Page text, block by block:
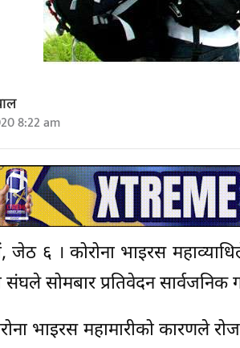
8:22 am
जेठ ६ । कोरोना भाइरस
संघले सोमबार प्रतिवेदन सार्वजनिक
भाइरस महामारीको कारणले